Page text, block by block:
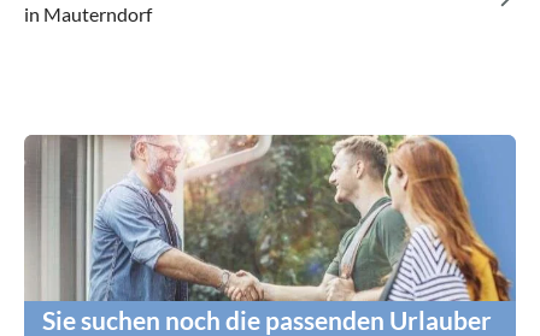
Das Preis-Leistungsverhältnis passt!??
in Mauterndorf
Sie suchen noch die passenden Urlauber